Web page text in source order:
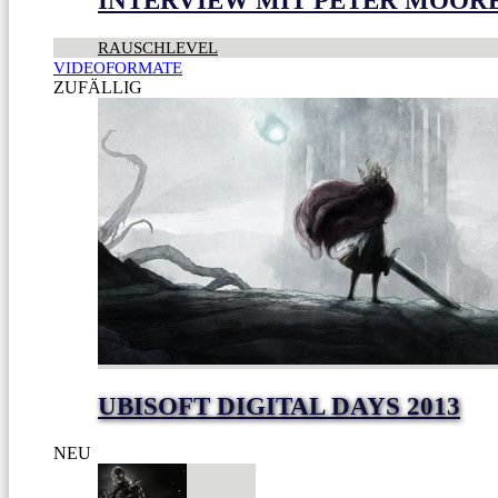
RAUSCHLEVEL
VIDEOFORMATE
ZUFÄLLIG
UBISOFT DIGITAL DAYS 2013
NEU